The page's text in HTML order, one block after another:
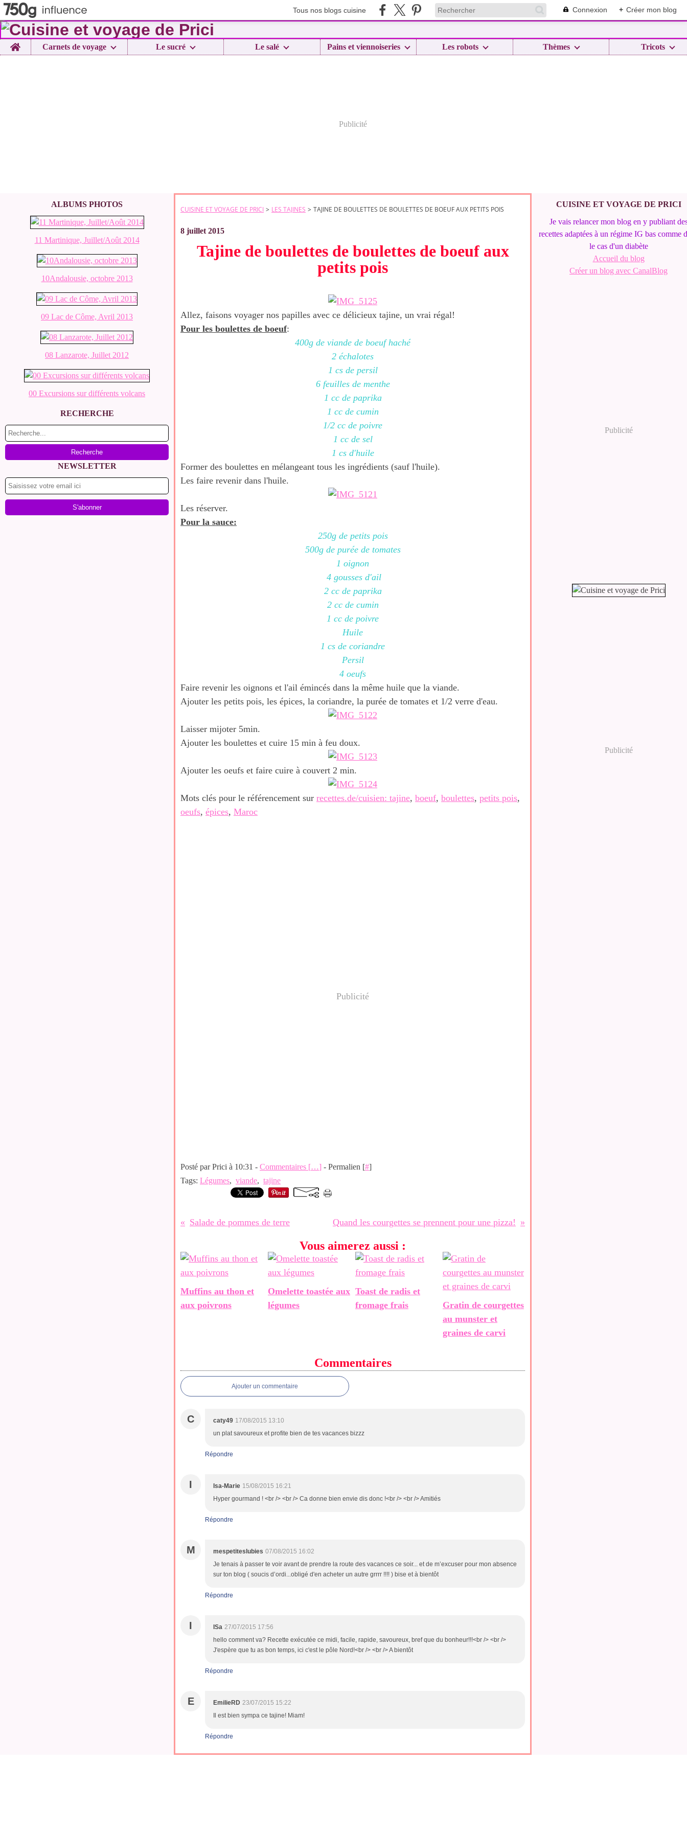
Tous nos blogs cuisine Connexion + Créer mon blog
Home Carnets de voyage Le sucré Le salé Pains et viennoiseries Les robots Thèmes Tricots
Publicité
ALBUMS PHOTOS
11 Martinique, Juillet/Août 2014
10Andalousie, octobre 2013
09 Lac de Côme, Avril 2013
08 Lanzarote, Juillet 2012
00 Excursions sur différents volcans
RECHERCHE
NEWSLETTER
CUISINE ET VOYAGE DE PRICI > LES TAJINES > TAJINE DE BOULETTES DE BOULETTES DE BOEUF AUX PETITS POIS
8 juillet 2015
Tajine de boulettes de boulettes de boeuf aux
petits pois
Allez, faisons voyager nos papilles avec ce délicieux tajine, un vrai régal!
Pour les boulettes de boeuf:
400g de viande de boeuf haché
2 échalotes
1 cs de persil
6 feuilles de menthe
1 cc de paprika
1 cc de cumin
1/2 cc de poivre
1 cc de sel
1 cs d'huile
Former des boulettes en mélangeant tous les ingrédients (sauf l'huile).
Les faire revenir dans l'huile.
Les réserver.
Pour la sauce:
250g de petits pois
500g de purée de tomates
1 oignon
4 gousses d'ail
2 cc de paprika
2 cc de cumin
1 cc de poivre
Huile
1 cs de coriandre
Persil
4 oeufs
Faire revenir les oignons et l'ail émincés dans la même huile que la viande.
Ajouter les petits pois, les épices, la coriandre, la purée de tomates et 1/2 verre d'eau.
Laisser mijoter 5min.
Ajouter les boulettes et cuire 15 min à feu doux.
Ajouter les oeufs et faire cuire à couvert 2 min.
Mots clés pour le référencement sur recettes.de/cuisien: tajine, boeuf, boulettes, petits pois,
oeufs, épices, Maroc
Publicité
Posté par Prici à 10:31 - Commentaires […] - Permalien [#]
Tags: Légumes, viande, tajine
Salade de pommes de terre Quand les courgettes se prennent pour une pizza!
Vous aimerez aussi :
Muffins au thon et
aux poivrons
Omelette toastée aux
légumes
Toast de radis et
fromage frais
Gratin de courgettes
au munster et
graines de carvi
Commentaires
Ajouter un commentaire
C caty49 17/08/2015 13:10
un plat savoureux et profite bien de tes vacances bizzz
Répondre
I Isa-Marie 15/08/2015 16:21
Hyper gourmand ! <br /> <br /> Ca donne bien envie dis donc !<br /> <br /> Amitiés
Répondre
M mespetiteslubies 07/08/2015 16:02
Je tenais à passer te voir avant de prendre la route des vacances ce soir... et de m’excuser pour mon absence
sur ton blog ( soucis d’ordi...obligé d'en acheter un autre grrrr !!!! ) bise et à bientôt
Répondre
I ISa 27/07/2015 17:56
hello comment va? Recette exécutée ce midi, facile, rapide, savoureux, bref que du bonheur!!!<br /> <br />
J'espère que tu as bon temps, ici c'est le pôle Nord!<br /> <br /> A bientôt
Répondre
E EmilieRD 23/07/2015 15:22
Il est bien sympa ce tajine! Miam!
Répondre
CUISINE ET VOYAGE DE PRICI
Je vais relancer mon blog en y publiant
recettes adaptées à un régime IG bas comme
le cas d'un diabète
Accueil du blog
Créer un blog avec CanalBlog
Publicité
Publicité